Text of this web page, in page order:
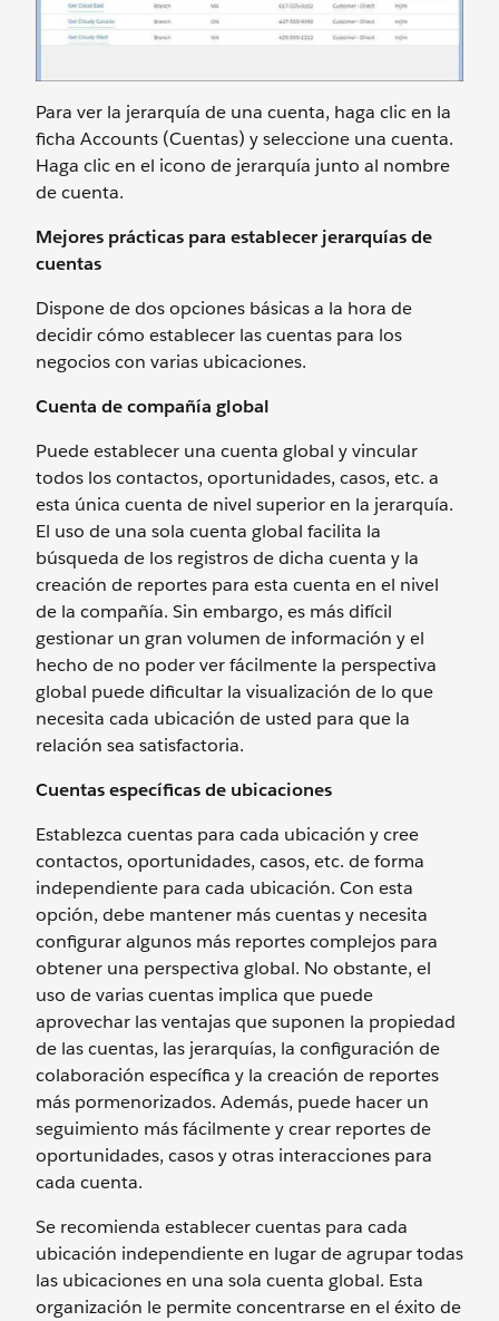
Para ver la jerarquía de una cuenta, haga clic en la
ficha Accounts (Cuentas) y seleccione una cuenta.
Haga clic en el icono de jerarquía junto al nombre
de cuenta.
Mejores prácticas para establecer jerarquías de
cuentas
Dispone de dos opciones básicas a la hora de
decidir cómo establecer las cuentas para los
negocios con varias ubicaciones.
Cuenta de compañía global
Puede establecer una cuenta global y vincular
todos los contactos, oportunidades, casos, etc. a
esta única cuenta de nivel superior en la jerarquía.
El uso de una sola cuenta global facilita la
búsqueda de los registros de dicha cuenta y la
creación de reportes para esta cuenta en el nivel
de la compañía. Sin embargo, es más difícil
gestionar un gran volumen de información y el
hecho de no poder ver fácilmente la perspectiva
global puede dificultar la visualización de lo que
necesita cada ubicación de usted para que la
relación sea satisfactoria.
Cuentas específicas de ubicaciones
Establezca cuentas para cada ubicación y cree
contactos, oportunidades, casos, etc. de forma
independiente para cada ubicación. Con esta
opción, debe mantener más cuentas y necesita
configurar algunos más reportes complejos para
obtener una perspectiva global. No obstante, el
uso de varias cuentas implica que puede
aprovechar las ventajas que suponen la propiedad
de las cuentas, las jerarquías, la configuración de
colaboración específica y la creación de reportes
más pormenorizados. Además, puede hacer un
seguimiento más fácilmente y crear reportes de
oportunidades, casos y otras interacciones para
cada cuenta.
Se recomienda establecer cuentas para cada
ubicación independiente en lugar de agrupar todas
las ubicaciones en una sola cuenta global. Esta
organización le permite concentrarse en el éxito de